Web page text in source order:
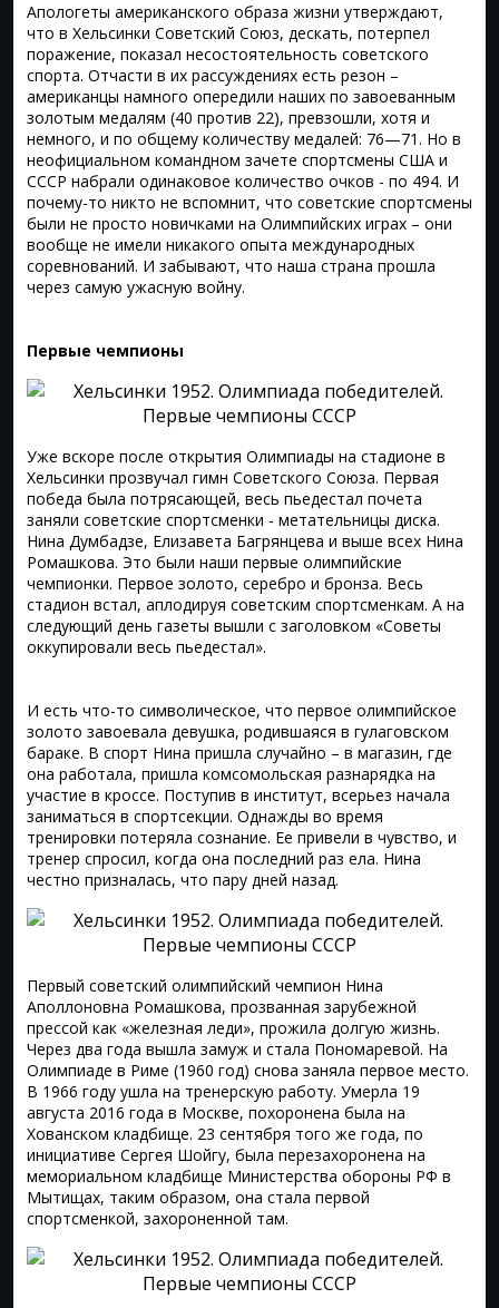
Апологеты американского образа жизни утверждают,
что в Хельсинки Советский Союз, дескать, потерпел
поражение, показал несостоятельность советского
спорта. Отчасти в их рассуждениях есть резон –
американцы намного опередили наших по завоеванным
золотым медалям (40 против 22), превзошли, хотя и
немного, и по общему количеству медалей: 76—71. Но в
неофициальном командном зачете спортсмены США и
СССР набрали одинаковое количество очков - по 494. И
почему-то никто не вспомнит, что советские спортсмены
были не просто новичками на Олимпийских играх – они
вообще не имели никакого опыта международных
соревнований. И забывают, что наша страна прошла
через самую ужасную войну.
Первые чемпионы
Уже вскоре после открытия Олимпиады на стадионе в
Хельсинки прозвучал гимн Советского Союза. Первая
победа была потрясающей, весь пьедестал почета
заняли советские спортсменки - метательницы диска.
Нина Думбадзе, Елизавета Багрянцева и выше всех Нина
Ромашкова. Это были наши первые олимпийские
чемпионки. Первое золото, серебро и бронза. Весь
стадион встал, аплодируя советским спортсменкам. А на
следующий день газеты вышли с заголовком «Советы
оккупировали весь пьедестал».
И есть что-то символическое, что первое олимпийское
золото завоевала девушка, родившаяся в гулаговском
бараке. В спорт Нина пришла случайно – в магазин, где
она работала, пришла комсомольская разнарядка на
участие в кроссе. Поступив в институт, всерьез начала
заниматься в спортсекции. Однажды во время
тренировки потеряла сознание. Ее привели в чувство, и
тренер спросил, когда она последний раз ела. Нина
честно призналась, что пару дней назад.
Первый советский олимпийский чемпион Нина
Аполлоновна Ромашкова, прозванная зарубежной
прессой как «железная леди», прожила долгую жизнь.
Через два года вышла замуж и стала Пономаревой. На
Олимпиаде в Риме (1960 год) снова заняла первое место.
В 1966 году ушла на тренерскую работу. Умерла 19
августа 2016 года в Москве, похоронена была на
Хованском кладбище. 23 сентября того же года, по
инициативе Сергея Шойгу, была перезахоронена на
мемориальном кладбище Министерства обороны РФ в
Мытищах, таким образом, она стала первой
спортсменкой, захороненной там.